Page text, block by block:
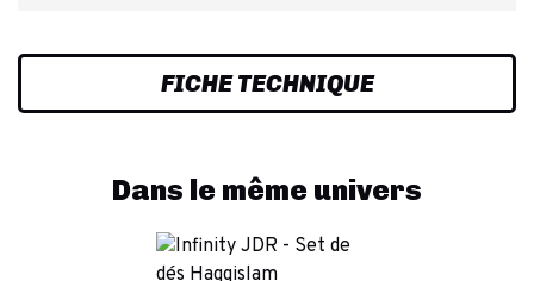
FICHE TECHNIQUE
Dans le même univers